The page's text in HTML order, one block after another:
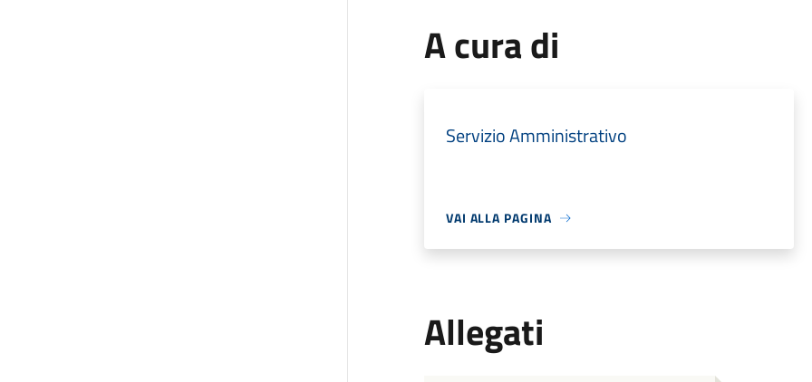
A cura di
Servizio Amministrativo
VAI ALLA PAGINA
Allegati